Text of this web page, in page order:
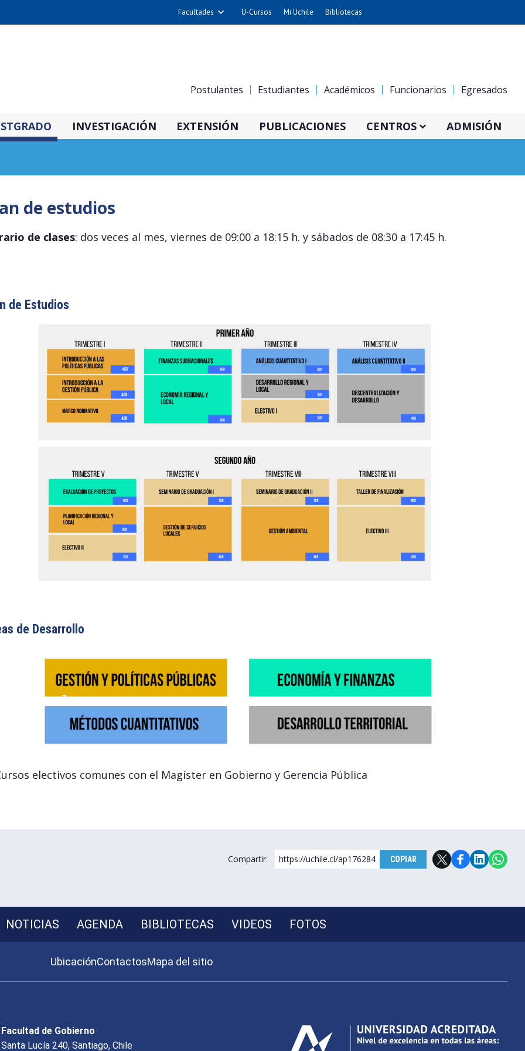
Facultades
Cs. Químicas y Farmacéuticas
Cs. Sociales
Derecho
Economía y Negocios
U-Cursos Mi Uchile Bibliotecas
Postulantes Estudiantes Académicos Funcionarios Egresados
INVESTIGACIÓN EXTENSIÓN PUBLICACIONES CENTROS ADMISIÓN
de estudios
de clases: dos veces al mes, viernes de 09:00 a 18:15 h. y sábados de 08:30 a 17:45 h.
de Estudios
de Desarrollo
electivos comunes con el Magíster en Gobierno y Gerencia Pública
Compartir: https://uchile.cl/ap176284 COPIAR
NOTICIAS AGENDA BIBLIOTECAS VIDEOS FOTOS
UbicaciónContactosMapa del sitio
Facultad de Gobierno
Santa Lucía 240, Santiago, Chile